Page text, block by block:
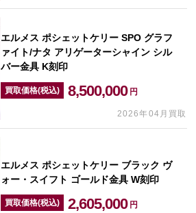
エルメス ポシェットケリー SPO グラフ
ァイト/ナタ アリゲーターシャイン シル
バー金具 K刻印
買取価格(税込) 8,500,000 円
2026年04月買取
エルメス ポシェットケリー ブラック ヴ
ォー・スイフト ゴールド金具 W刻印
買取価格(税込) 2,605,000 円